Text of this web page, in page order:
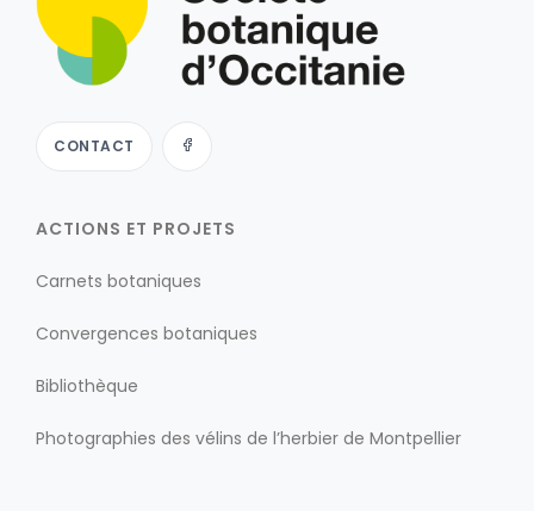
CONTACT
ACTIONS ET PROJETS
Carnets botaniques
Convergences botaniques
Bibliothèque
Photographies des vélins de l’herbier de Montpellier